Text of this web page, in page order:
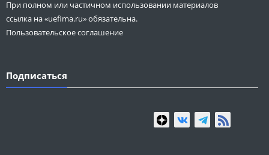
При полном или частичном использовании материалов
ссылка на «uefima.ru» обязательна.
Пользовательское соглашение
Подписаться